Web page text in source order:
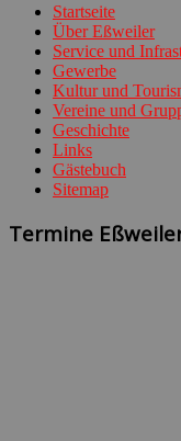
Startseite
Über Eßweiler
Service und
Gewerbe
Kultur und
Vereine und
Geschichte
Links
Gästebuch
Sitemap
Termine